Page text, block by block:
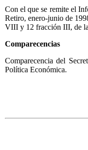
Con el que se remite el
Retiro, enero-junio de
VIII y 12 fracción III, de
Comparecencias
Comparecencia del
Política Económica.